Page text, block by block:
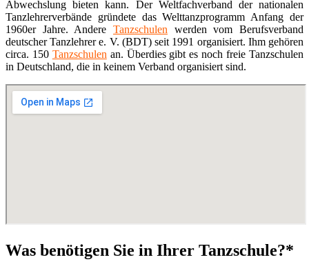
Abwechslung bieten kann. Der Weltfachverband der nationalen
Tanzlehrerverbände gründete das Welttanzprogramm Anfang der
1960er Jahre. Andere Tanzschulen werden vom Berufsverband
deutscher Tanzlehrer e. V. (BDT) seit 1991 organisiert. Ihm gehören
circa. 150 Tanzschulenan. Überdies gibt es noch freie Tanzschulen
in Deutschland, die in keinem Verband organisiert sind.
Was benötigen Sie in Ihrer Tanzschule?*